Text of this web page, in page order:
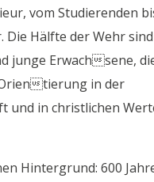
vom Studierenden
Die Hälfte der Wehr sind
junge Erwachsene,
tierung in der
und in christlichen
Hintergrund: 600